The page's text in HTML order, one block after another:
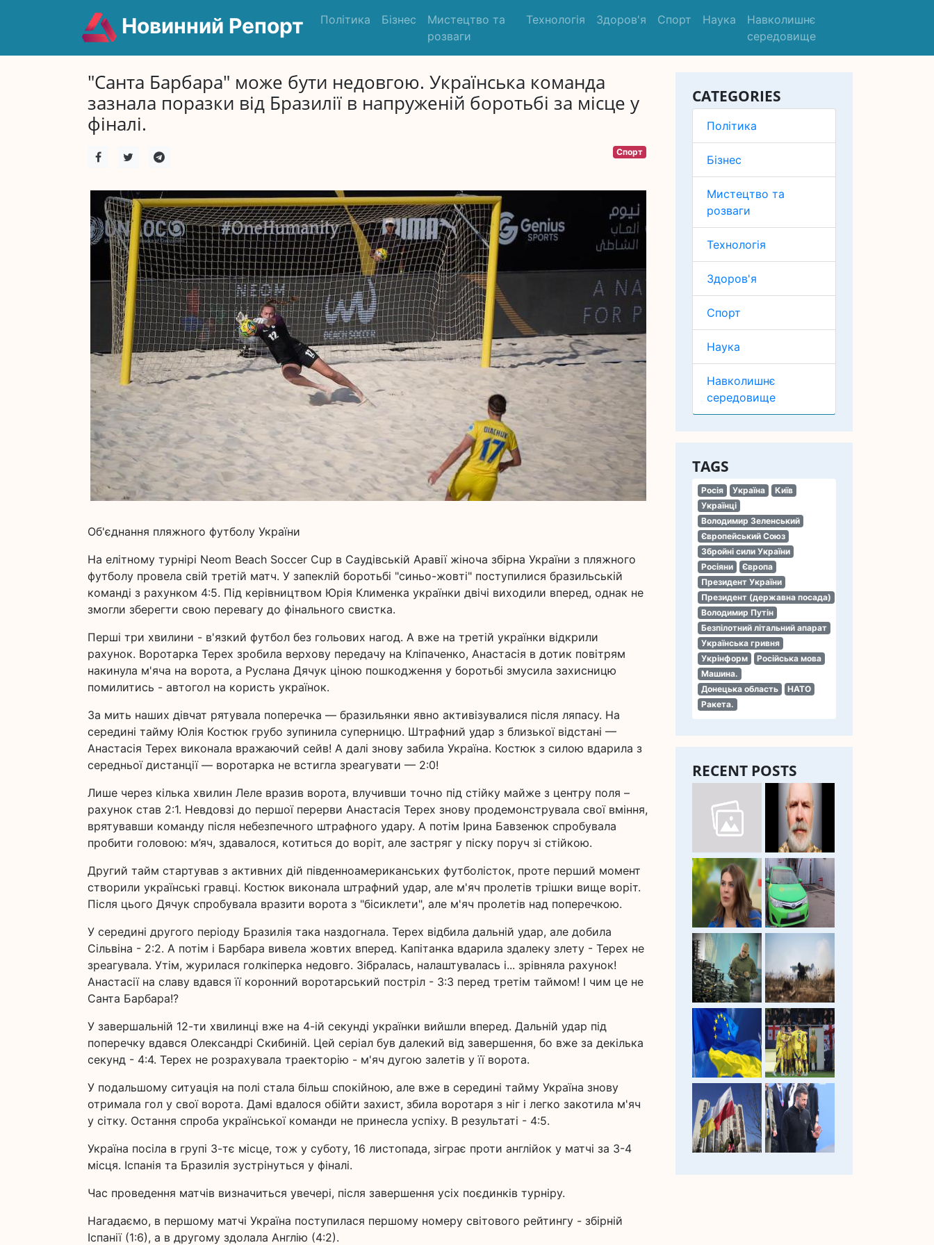
Новинний Репорт Політика Бізнес
Мистецтво та
розваги
Технологія Здоров'я Спорт Наука
Навколишнє
середовище
CATEGORIES
Політика
Бізнес
Мистецтво та
розваги
Технологія
Здоров'я
Спорт
Наука
Навколишнє
середовище
TAGS
Росія Україна
Київ
Українці
Володимир Зеленський
Європейський Союз
Збройні сили України
Росіяни
Європа
Президент України
Президент (державна посада)
Володимир Путін
Безпілотний літальний апарат
Українська гривня
Укрінформ
Російська мова
Машина.
Донецька область
НАТО
Ракета.
RECENT POSTS
"Санта Барбара" може бути недовгою. Українська команда
зазнала поразки від Бразилії в напруженій боротьбі за місце у
фіналі.
Спорт
Об'єднання пляжного футболу України
На елітному турнірі Neom Beach Soccer Cup в Саудівській Аравії жіноча збірна України з пляжного
футболу провела свій третій матч. У запеклій боротьбі "синьо-жовті" поступилися бразильській
команді з рахунком 4:5. Під керівництвом Юрія Клименка українки двічі виходили вперед, однак не
змогли зберегти свою перевагу до фінального свистка.
Перші три хвилини - в'язкий футбол без гольових нагод. А вже на третій українки відкрили
рахунок. Воротарка Терех зробила верхову передачу на Кліпаченко, Анастасія в дотик повітрям
накинула м'яча на ворота, а Руслана Дячук ціною пошкодження у боротьбі змусила захисницю
помилитись - автогол на користь українок.
За мить наших дівчат рятувала поперечка — бразильянки явно активізувалися після ляпасу. На
середині тайму Юлія Костюк грубо зупинила суперницю. Штрафний удар з близької відстані —
Анастасія Терех виконала вражаючий сейв! А далі знову забила Україна. Костюк з силою вдарила з
середньої дистанції — воротарка не встигла зреагувати — 2:0!
Лише через кілька хвилин Леле вразив ворота, влучивши точно під стійку майже з центру поля –
рахунок став 2:1. Невдовзі до першої перерви Анастасія Терех знову продемонструвала свої вміння,
врятувавши команду після небезпечного штрафного удару. А потім Ірина Бавзенюк спробувала
пробити головою: м’яч, здавалося, котиться до воріт, але застряг у піску поруч зі стійкою.
Другий тайм стартував з активних дій південноамериканських футболісток, проте перший момент
створили українські гравці. Костюк виконала штрафний удар, але м'яч пролетів трішки вище воріт.
Після цього Дячук спробувала вразити ворота з "бісиклети", але м'яч пролетів над поперечкою.
У середині другого періоду Бразилія така наздогнала. Терех відбила дальній удар, але добила
Сільвіна - 2:2. А потім і Барбара вивела жовтих вперед. Капітанка вдарила здалеку злету - Терех не
зреагувала. Утім, журилася голкіперка недовго. Зібралась, налаштувалась і... зрівняла рахунок!
Анастасії на славу вдався її коронний воротарський постріл - 3:3 перед третім таймом! І чим це не
Санта Барбара!?
У завершальній 12-ти хвилинці вже на 4-ій секунді українки вийшли вперед. Дальній удар під
поперечку вдався Олександрі Скибиній. Цей серіал був далекий від завершення, бо вже за декілька
секунд - 4:4. Терех не розрахувала траекторію - м'яч дугою залетів у її ворота.
У подальшому ситуація на полі стала більш спокійною, але вже в середині тайму Україна знову
отримала гол у свої ворота. Дамі вдалося обійти захист, збила воротаря з ніг і легко закотила м'яч
у сітку. Остання спроба української команди не принесла успіху. В результаті - 4:5.
Україна посіла в групі 3-тє місце, тож у суботу, 16 листопада, зіграє проти англійок у матчі за 3-4
місця. Іспанія та Бразилія зустрінуться у фіналі.
Час проведення матчів визначиться увечері, після завершення усіх поєдинків турніру.
Нагадаємо, в першому матчі Україна поступилася першому номеру світового рейтингу - збірній
Іспанії (1:6), а в другому здолала Англію (4:2).